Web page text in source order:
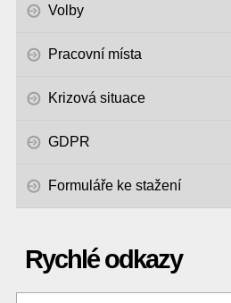
Volby
Pracovní místa
Krizová situace
GDPR
Formuláře ke stažení
Rychlé odkazy